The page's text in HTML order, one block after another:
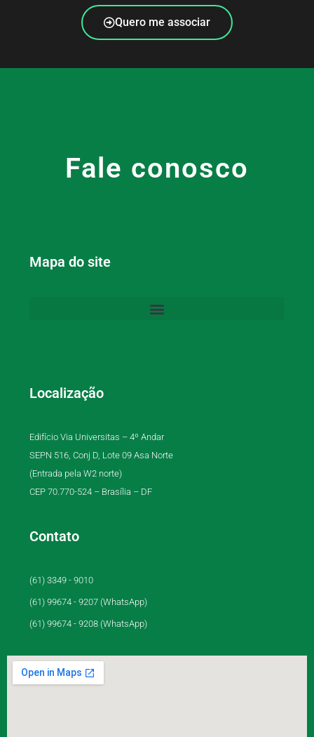
Quero me associar
Fale conosco
Mapa do site
Localização
Edifício Via Universitas – 4º Andar
SEPN 516, Conj D, Lote 09 Asa Norte
(Entrada pela W2 norte)
CEP 70.770-524 – Brasília – DF
Contato
(61) 3349 - 9010
(61) 99674 - 9207 (WhatsApp)
(61) 99674 - 9208 (WhatsApp)